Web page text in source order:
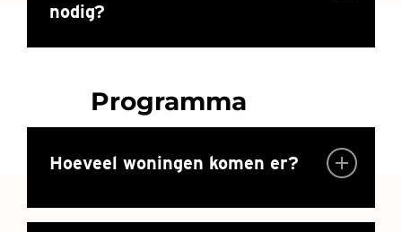
nodig?
Programma
Hoeveel woningen komen er?